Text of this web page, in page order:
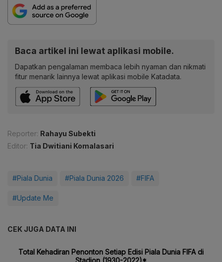
Baca artikel ini lewat aplikasi mobile.
Dapatkan pengalaman membaca lebih nyaman dan nikmati
fitur menarik lainnya lewat aplikasi mobile Katadata.
Reporter: Rahayu Subekti
Editor: Tia Dwitiani Komalasari
#Piala Dunia #Piala Dunia 2026 #FIFA
#Update Me
CEK JUGA DATA INI